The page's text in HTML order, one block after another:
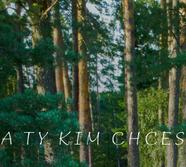
A TY KIM